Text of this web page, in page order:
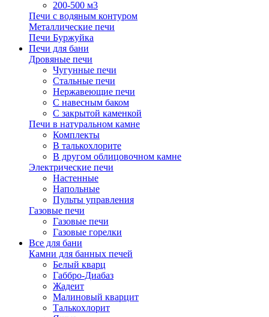
200-500 м3
Печи с водяным контуром
Металлические печи
Печи Буржуйка
Печи для бани
Дровяные печи
Чугунные печи
Стальные печи
Нержавеющие печи
С навесным баком
С закрытой каменкой
Печи в натуральном камне
Комплекты
В талькохлорите
В другом облицовочном камне
Электрические печи
Настенные
Напольные
Пульты управления
Газовые печи
Газовые печи
Газовые горелки
Все для бани
Камни для банных печей
Белый кварц
Габбро-Диабаз
Жадеит
Малиновый кварцит
Талькохлорит